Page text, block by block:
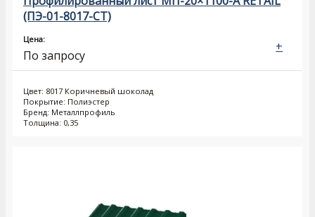
(ПЭ-01-8017-СТ)
Цена:
По запросу
Цвет: 8017 Коричневый шоколад
Покрытие: Полиэстер
Бренд: Металлпрофиль
Толщина: 0,35
+